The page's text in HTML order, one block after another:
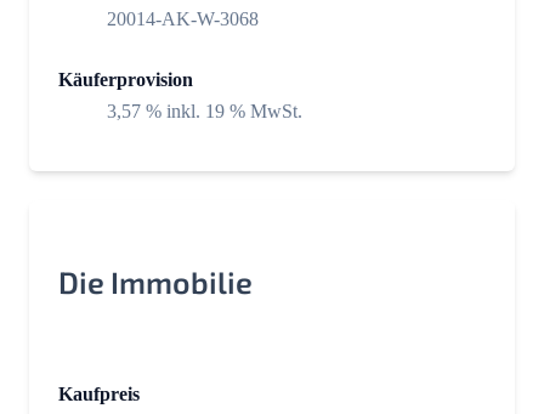
20014-AK-W-3068
Käuferprovision
3,57 % inkl. 19 % MwSt.
Die Immobilie
Kaufpreis